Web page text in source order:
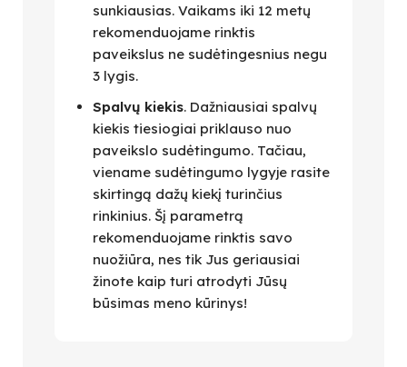
sunkiausias. Vaikams iki 12 metų
rekomenduojame rinktis
paveikslus ne sudėtingesnius negu
3 lygis.
Spalvų kiekis. Dažniausiai spalvų
kiekis tiesiogiai priklauso nuo
paveikslo sudėtingumo. Tačiau,
viename sudėtingumo lygyje rasite
skirtingą dažų kiekį turinčius
rinkinius. Šį parametrą
rekomenduojame rinktis savo
nuožiūra, nes tik Jus geriausiai
žinote kaip turi atrodyti Jūsų
būsimas meno kūrinys!